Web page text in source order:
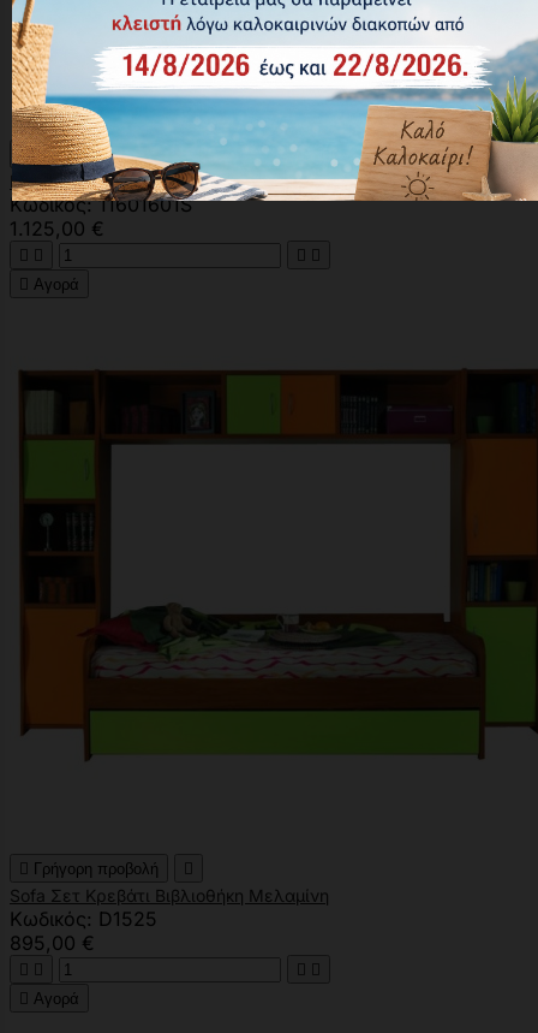
 Γρήγορη προβολή
Line Σετ Κρεβατοκάμαρας Μελαμίνη 5τμχ
Κωδικός: 11601601S
1.125,00 €
   
 Αγορά
 Γρήγορη προβολή 
Sofa Σετ Κρεβάτι Βιβλιοθήκη Μελαμίνη
Κωδικός: D1525
895,00 €
   
 Αγορά